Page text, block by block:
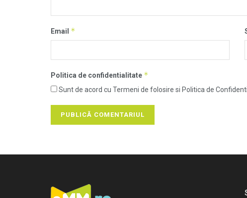
Email *
Politica de confidentialitate *
Sunt de acord cu Termeni de folosire si Politica de